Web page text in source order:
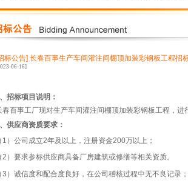
标公告] 长春百事生产车间灌注间棚顶加装彩钢板工程招
06-16]
、招标项目说明：
春百事工厂现对生产车间灌注间棚顶加装彩钢板工程，进
、供应商资质要求：
1）公司成立2年及以上，注册资金200万以上；
2）要求参标供应商具备厂房建筑或修缮等相关资质。
3）诚信度和配合度良好，在公司稽核过程中无不良记录；